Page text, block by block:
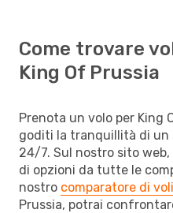
Come trovare
King Of Prussia
Prenota un volo per King
goditi la tranquillità di un
24/7. Sul nostro sito
di opzioni da tutte le
nostro comparatore di
Prussia, potrai